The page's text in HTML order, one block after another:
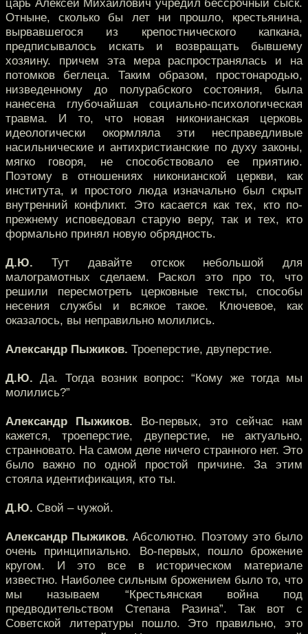
царь Алексей Михайлович учредил бессрочный сыск.
Отныне, сколько бы лет ни прошло, крестьянина,
вырвавшегося из крепостнического капкана,
предписывалось искать и возвращать бывшему
хозяину. причем эта мера распространялась и на
потомков беглеца. Таким образом, простонародью,
низведенному до полурабского состояния, была
нанесена глубочайшая социально-психологическая
травма. И то, что новая никонианская церковь
идеологически окормляла эти несправедливые
насильнические и антихристианские по духу законы,
мягко говоря, не способствовало ее приятию.
Поэтому в отношениях никонианской церкви, как
института, и простого люда изначально был скрыт
внутренний конфликт. Это касается как тех, кто по-
прежнему исповедовал старую веру, так и тех, кто
формально принял новую обрядность.
Д.Ю. Тут давайте отскок небольшой для
малограмотных сделаем. Раскол это про то, что
решили пересмотреть церковные тексты, способы
несения службы и всякое такое. Ключевое, как
оказалось, вы неправильно молились.
Александр Пыжиков. Троеперстие, двуперстие.
Д.Ю. Да. Тогда возник вопрос: “Кому же тогда мы
молились?”
Александр Пыжиков. Во-первых, это сейчас нам
кажется, троеперстие, двуперстие, не актуально,
странновато. На самом деле ничего странного нет. Это
было важно по одной простой причине. За этим
стояла идентификация, кто ты.
Д.Ю. Свой – чужой.
Александр Пыжиков. Абсолютно. Поэтому это было
очень принципиально. Во-первых, пошло брожение
кругом. И это все в историческом материале
известно. Наиболее сильным брожением было то, что
мы называем “Крестьянская война под
предводительством Степана Разина”. Так вот с
Советской литературы пошло. Это правильно, это